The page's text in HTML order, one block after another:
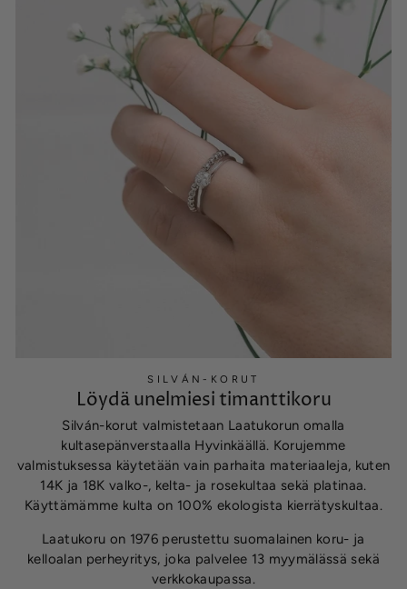
SILVÁN-KORUT
Löydä unelmiesi timanttikoru
Silván-korut valmistetaan Laatukorun omalla
kultasepänverstaalla Hyvinkäällä. Korujemme
valmistuksessa käytetään vain parhaita materiaaleja, kuten
14K ja 18K valko-, kelta- ja rosekultaa sekä platinaa.
Käyttämämme kulta on 100% ekologista kierrätyskultaa.
Laatukoru on 1976 perustettu suomalainen koru- ja
kelloalan perheyritys, joka palvelee 13 myymälässä sekä
verkkokaupassa.